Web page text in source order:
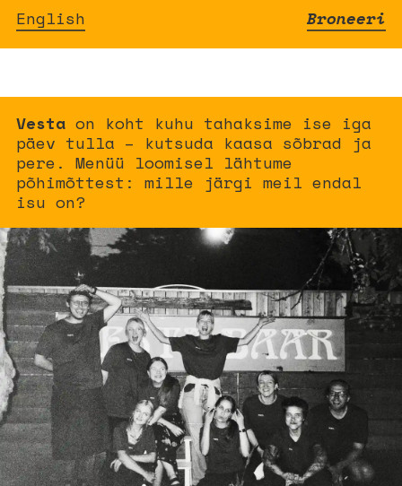
English Broneeri
Vesta on koht kuhu tahaksime ise iga
päev tulla – kutsuda kaasa sõbrad ja
pere. Menüü loomisel lähtume
põhimõttest: mille järgi meil endal
isu on?